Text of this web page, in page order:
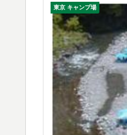
東京 キャンプ場